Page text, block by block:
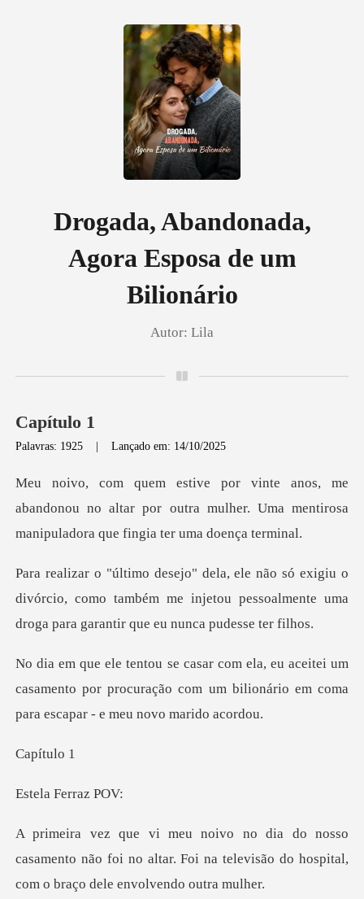
Histórico
Sair
Drogada, Abandonada,
Agora Esposa de um
Bilionário
Autor: Lila
Capítulo 1
Palavras: 1925 |Lançado em: 14/10/2025
andonou no altar por outra mulher. Uma mentirosa
iu o
divórcio, como também me injetou pessoalmente um
itei um
casamento por procuração com um bilionári
ítu
Ferra
asamento não foi no altar. Foi na televisão do ho